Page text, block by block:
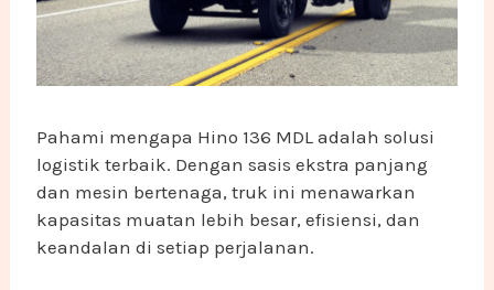
Pahami mengapa Hino 136 MDL adalah solusi
logistik terbaik. Dengan sasis ekstra panjang
dan mesin bertenaga, truk ini menawarkan
kapasitas muatan lebih besar, efisiensi, dan
keandalan di setiap perjalanan.